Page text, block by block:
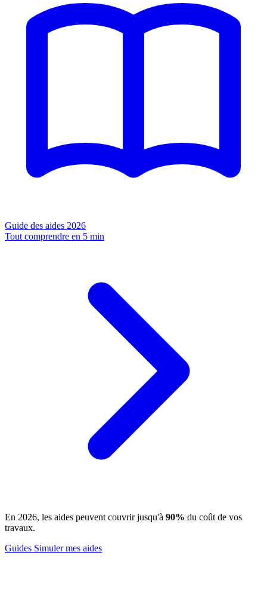
Guide des aides 2026
Tout comprendre en 5 min
En 2026, les aides peuvent couvrir jusqu'à 90% du coût de vos
travaux.
Guides Simuler mes aides